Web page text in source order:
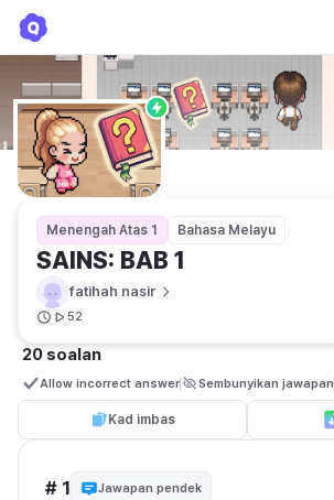
Menengah Atas 1 Bahasa Melayu
SAINS: BAB 1
fatihah nasir
52
20 soalan
Allow incorrect answer Sembunyikan jawapan
Kad imbas
# 1 Jawapan pendek